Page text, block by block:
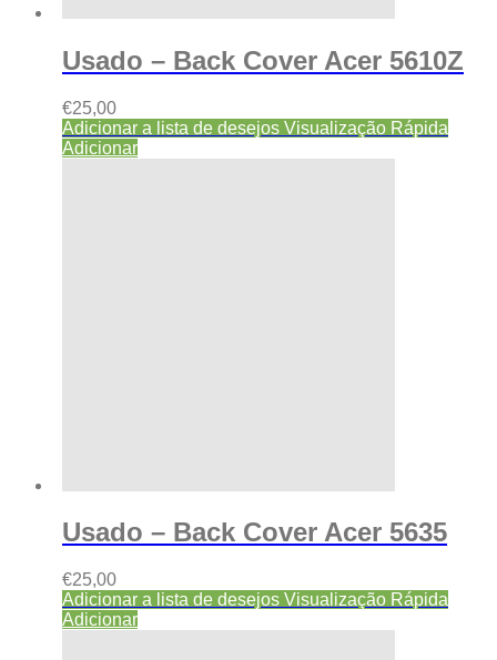
Usado – Back Cover Acer 5610Z
€25,00
Adicionar a lista de desejos Visualização Rápida
Adicionar
Usado – Back Cover Acer 5635
€25,00
Adicionar a lista de desejos Visualização Rápida
Adicionar